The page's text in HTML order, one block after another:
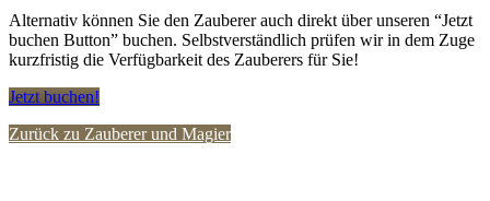
Alternativ können Sie den Zauberer auch direkt über unseren “Jetzt
buchen Button” buchen. Selbstverständlich prüfen wir in dem Zuge
kurzfristig die Verfügbarkeit des Zauberers für Sie!
Jetzt buchen!
Zurück zu Zauberer und Magier